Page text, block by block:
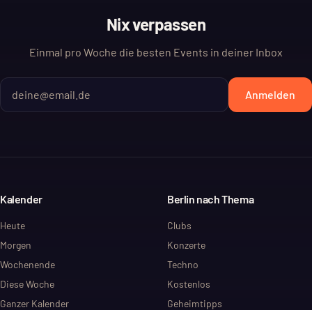
Nix verpassen
Einmal pro Woche die besten Events in deiner Inbox
Anmelden
Kalender
Heute
Morgen
Wochenende
Diese Woche
Ganzer Kalender
Berlin nach Thema
Clubs
Konzerte
Techno
Kostenlos
Geheimtipps